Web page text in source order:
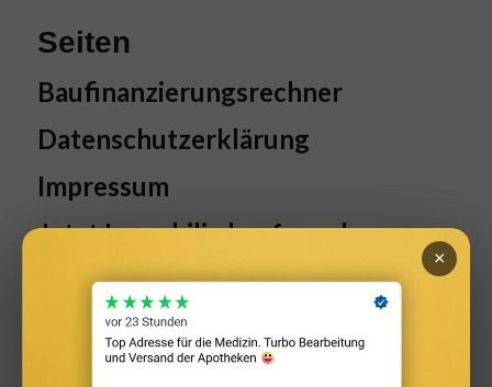
Seiten
Baufinanzierungsrechner
Datenschutzerklärung
Impressum
Jetzt Immobilie kaufen oder
warten?
News
Warum ZinsGuru? Unabhängig &
×